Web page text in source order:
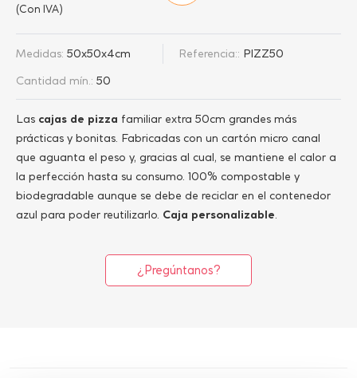
(Con IVA)
Las cajas de pizza familiar extra 50cm grandes más
prácticas y bonitas. Fabricadas con un cartón micro canal
que aguanta el peso y, gracias al cual, se mantiene el calor a
la perfección hasta su consumo. 100% compostable y
biodegradable aunque se debe de reciclar en el contenedor
azul para poder reutilizarlo. Caja personalizable.
Medidas: 50x50x4cm Referencia:: PIZZ50
Cantidad mín.: 50
¿Pregúntanos?